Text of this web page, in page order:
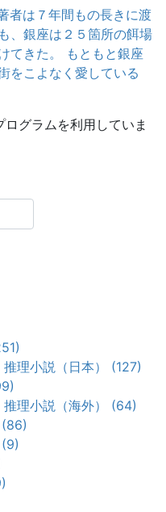
者は７年間もの長きに渡
、銀座は２５箇所の餌場
てきた。 もともと銀座
をこよなく愛している
グラムを利用していま
理小説（日本） (127)
推理小説（海外） (64)